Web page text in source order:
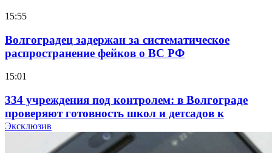
15:55
Волгоградец задержан за систематическое
распространение фейков о ВС РФ
15:01
334 учреждения под контролем: в Волгограде
проверяют готовность школ и детсадов к
учебному году
Эксклюзив